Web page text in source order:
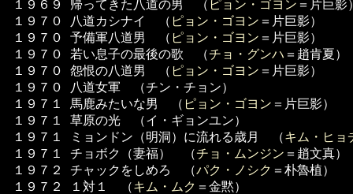
１９６９
１９７０
１９７０
１９７０
１９７０
１９７０
１９７１
１９７１
１９７１
１９７１
１９７２
１９７２
帰ってきた八道の男 （ ピョン・ゴヨン ＝片巨影
八道カシナイ （ ピョン・ゴヨン ＝片巨影）
予備軍八道男 （ ピョン・ゴヨン ＝片巨影）
若い息子の最後の歌 （チョ・グンハ ＝趙肯夏）
怨恨の八道男 （ ピョン・ゴヨン ＝片巨影）
八道女軍 （チン・チョン）
馬鹿みたいな男 （ ピョン・ゴヨン ＝片巨影）
草原の光 （イ・ギョンユン）
ミョンドン（明洞）に流れる歳月 （キム・ヒョ
チョボク（妻福） （チョ・ムンジン ＝趙文真）
チャックをしめろ （パク・ノシク ＝朴魯植）
１対１ （キム・ムク ＝金黙）